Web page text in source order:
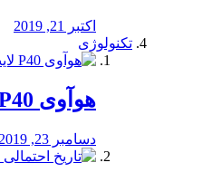
اکتبر 21, 2019
تکنولوژی
هوآوی P40 لایت احتمالا موبا
دسامبر 23, 2019